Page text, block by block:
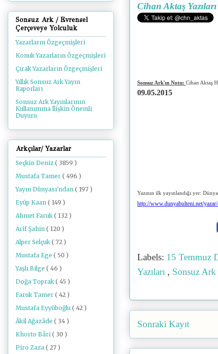
Cihan Aktaş Yazıları
Sonsuz Ark'ın Notu: Cihan Aktaş
09.05.2015
Yazının ilk yayınlandığı yer:
http://www.dunyabulteni.net/
Labels: 15 Temmuz
Yazıları , Sonsuz Ark
Sonraki Kayıt
Sonsuz Ark / Evrensel
Çerçeveye Yolculuk
Yazarların Özgeçmişleri
Konuk Yazarların Özgeçmişleri
Çırak Yazarların Özgeçmişleri
Yıllık Sonsuz Ark Yayın
Raporları
Sonsuz Ark Yayınlarının
Kullanımına İlişkin Önemli
Duyuru
Arkçılar/ Yazarlar
Seçkin Deniz ( 3859 )
Mustafa Tamer ( 496 )
Yayın Dünyası'ndan ( 197 )
Eyüp Kaan ( 149 )
Ahmet Faruk ( 132 )
Arif Şahin ( 120 )
Alper Selçuk ( 72 )
Mustafa Ege ( 50 )
Yaşlı Bilge ( 46 )
Doğa Toprak ( 45 )
Faruk Tamer ( 42 )
Mustafa Eyyüboğlu ( 42 )
Âkil Ağazâde ( 34 )
Khorto Bâri ( 30 )
Piro Zaza ( 27 )